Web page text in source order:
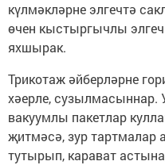
күлмәкләрне элгечтә
өчен кыстыргычлы
яхшырак.
Трикотаж әйберләрне
хәерле, сузылмасыннар.
вакуумлы пакетлар
җитмәсә, зур тартмалар
тутырып, карават